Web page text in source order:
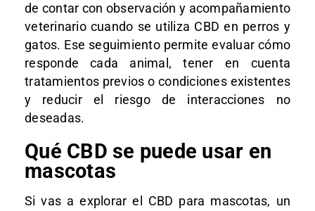
de contar con observación y acompañamiento
veterinario cuando se utiliza CBD en perros y
gatos. Ese seguimiento permite evaluar cómo
responde cada animal, tener en cuenta
tratamientos previos o condiciones existentes
y reducir el riesgo de interacciones no
deseadas.
Qué CBD se puede usar en
mascotas
Si vas a explorar el CBD para mascotas, un